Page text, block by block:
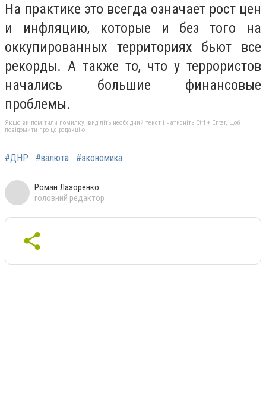
На практике это всегда означает рост цен
и инфляцию, которые и без того на
оккупированных территориях бьют все
рекорды. А также то, что у террористов
начались большие финансовые
проблемы.
Якщо ви помітили помилку, виділіть необхідний текст і натисніть Ctrl + Enter, щоб
повідомити про це редакцію
#ДНР #валюта #экономика
Роман Лазоренко
головний редактор